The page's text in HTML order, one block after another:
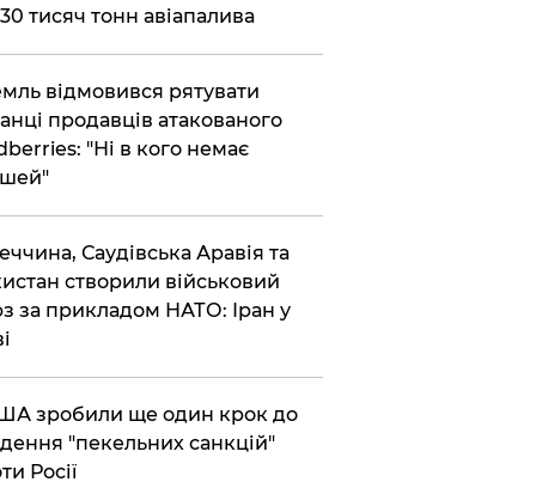
тисяч тонн авіапалива
відмовився рятувати
продавців атакованого
"Ні в кого немає
Саудівська Аравія та
створили військовий
за прикладом НАТО: Іран у
зробили ще один крок до
"пекельних санкцій"
Росії